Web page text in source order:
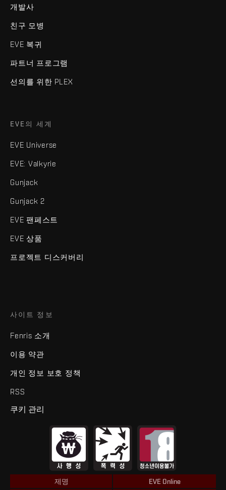
개발사
친구 모병
EVE 복귀
파트너 프로그램
선의를 위한 PLEX
EVE의 세계
EVE Universe
EVE: Valkyrie
Gunjack
Gunjack 2
EVE 팬페스트
EVE 상품
프로젝트 디스커버리
사이트 정보
Fenris 소개
이용 약관
개인 정보 보호 정책
RSS
쿠키 관리
제명 EVE Online